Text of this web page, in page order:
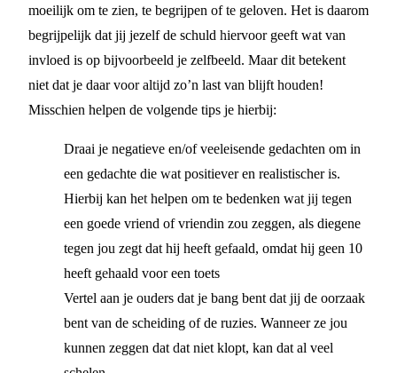
moeilijk om te zien, te begrijpen of te geloven. Het is daarom
begrijpelijk dat jij jezelf de schuld hiervoor geeft wat van
invloed is op bijvoorbeeld je zelfbeeld. Maar dit betekent
niet dat je daar voor altijd zo’n last van blijft houden!
Misschien helpen de volgende tips je hierbij:
Draai je negatieve en/of veeleisende gedachten om in
een gedachte die wat positiever en realistischer is.
Hierbij kan het helpen om te bedenken wat jij tegen
een goede vriend of vriendin zou zeggen, als diegene
tegen jou zegt dat hij heeft gefaald, omdat hij geen 10
heeft gehaald voor een toets
Vertel aan je ouders dat je bang bent dat jij de oorzaak
bent van de scheiding of de ruzies. Wanneer ze jou
kunnen zeggen dat dat niet klopt, kan dat al veel